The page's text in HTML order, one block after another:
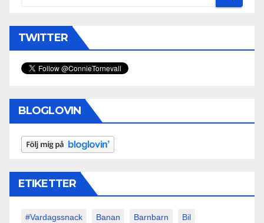
TWITTER
BLOGLOVIN
ETIKETTER
#vardagssnack Banan Barnbarn Bil